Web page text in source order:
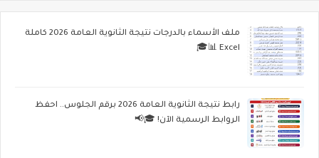
ملف الأسماء بالدرجات نتيجة الثانوية العامة 2026 كاملة
Excel 📊🎓
رابط نتيجة الثانوية العامة 2026 برقم الجلوس.. احفظ
الروابط الرسمية الآن! 🎓📢